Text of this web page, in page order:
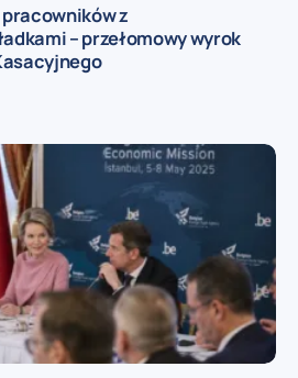
z
– przełomowy wyrok